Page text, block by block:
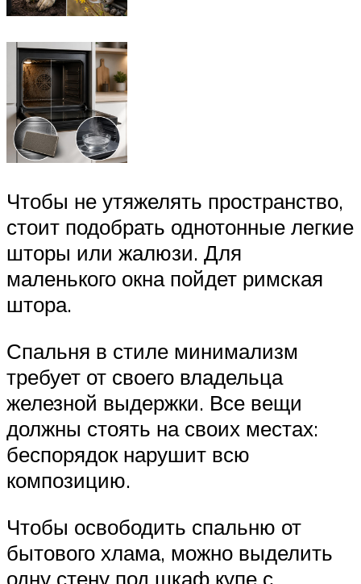
Чтобы не утяжелять пространство,
стоит подобрать однотонные легкие
шторы или жалюзи. Для
маленького окна пойдет римская
штора.
Спальня в стиле минимализм
требует от своего владельца
железной выдержки. Все вещи
должны стоять на своих местах:
беспорядок нарушит всю
композицию.
Чтобы освободить спальню от
бытового хлама, можно выделить
одну стену под шкаф купе с